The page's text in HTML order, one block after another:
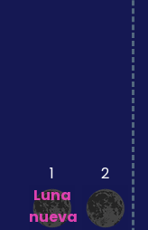
1
Luna
nueva
2